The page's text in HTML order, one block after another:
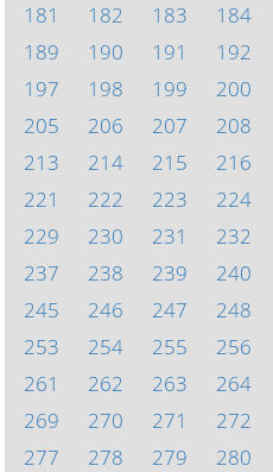
181
182 183 184
189
190 191 192
197
198 199 200
205
206 207 208
213
214 215 216
221
222 223 224
229
230 231 232
237
238 239 240
245
246 247 248
253
254 255 256
261
262 263 264
269
270 271 272
277
278 279 280